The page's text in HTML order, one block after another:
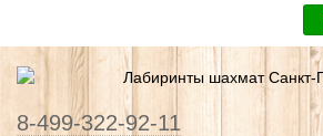
8-499-322-92-11